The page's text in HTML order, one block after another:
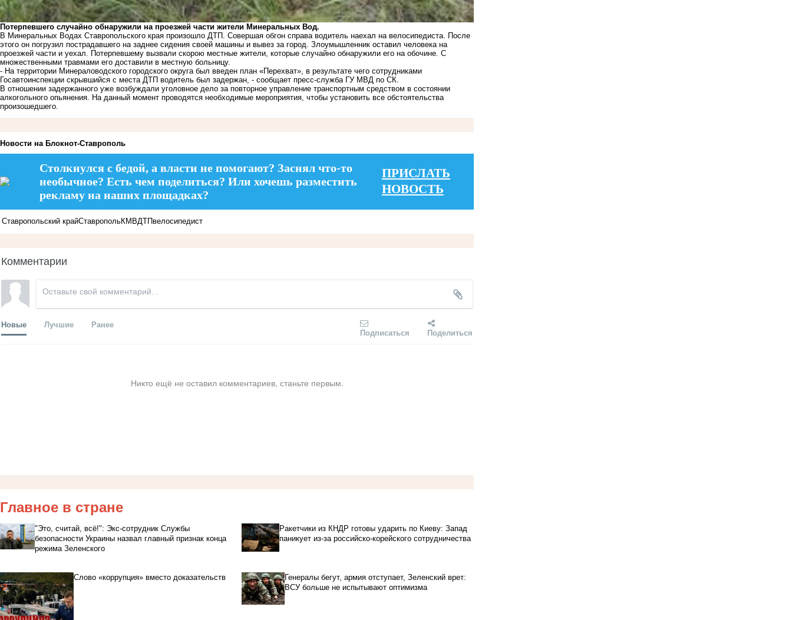
Потерпевшего случайно обнаружили на проезжей части жители Минеральных Вод.
В Минеральных Водах Ставропольского края произошло ДТП. Совершая обгон справа водитель наехал на велосипедиста. После
этого он погрузил пострадавшего на заднее сидения своей машины и вывез за город. Злоумышленник оставил человека на
проезжей части и уехал. Потерпевшему вызвали скорою местные жители, которые случайно обнаружили его на обочине. С
множественными травмами его доставили в местную больницу.
- На территории Минераловодского городского округа был введен план «Перехват», в результате чего сотрудниками
Госавтоинспекции скрывшийся с места ДТП водитель был задержан, - сообщает пресс-служба ГУ МВД по СК.
В отношении задержанного уже возбуждали уголовное дело за повторное управление транспортным средством в состоянии
алкогольного опьянения. На данный момент проводятся необходимые мероприятия, чтобы установить все обстоятельства
произошедшего.
Новости на Блoкнoт-Ставрополь
Столкнулся с бедой, а власти не помогают? Заснял что-то
необычное? Есть чем поделиться? Или хочешь разместить
рекламу на наших площадках?
ПРИСЛАТЬ
НОВОСТЬ
Ставропольский крайСтавропольКМВДТПвелосипедист
Комментарии
Новые Лучшие Ранее
Подписаться Поделиться
Никто ещё не оставил комментариев, станьте первым.
Главное в стране
"Это, считай, всё!": Экс-сотрудник Службы
безопасности Украины назвал главный признак конца
режима Зеленского
Ракетчики из КНДР готовы ударить по Киеву: Запад
паникует из-за российско-корейского сотрудничества
Слово «коррупция» вместо доказательств
Генералы бегут, армия отступает, Зеленский врет:
ВСУ больше не испытывают оптимизма